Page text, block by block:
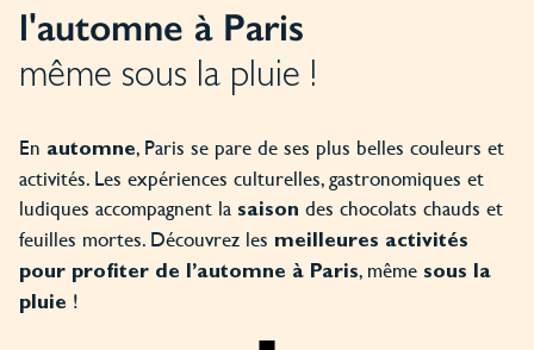
l'automne à Paris
même sous la pluie !
En automne, Paris se pare de ses plus belles couleurs et
activités. Les expériences culturelles, gastronomiques et
ludiques accompagnent la saison des chocolats chauds et
feuilles mortes. Découvrez les meilleures activités
pour profiter de l’automne à Paris, même sous la
pluie !